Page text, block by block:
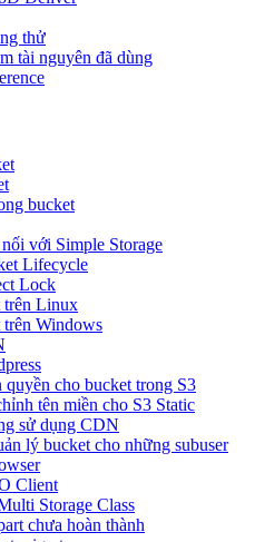
thử
tài nguyên đã dùng
bucket
với Simple Storage
Lifecycle
Lock
trên Linux
Windows
quyền cho bucket trong S3
tên miền cho S3 Static
sử dụng CDN
lý bucket cho những subuser
Client
Storage Class
chưa hoàn thành